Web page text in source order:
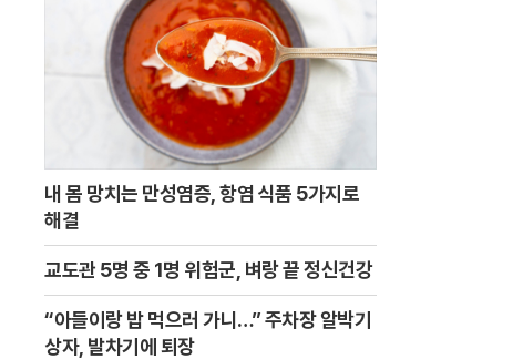
내 몸 망치는 만성염증, 항염 식품 5가지로
해결
교도관 5명 중 1명 위험군, 벼랑 끝 정신건강
“아들이랑 밥 먹으러 가니…” 주차장 알박기
상자, 발차기에 퇴장